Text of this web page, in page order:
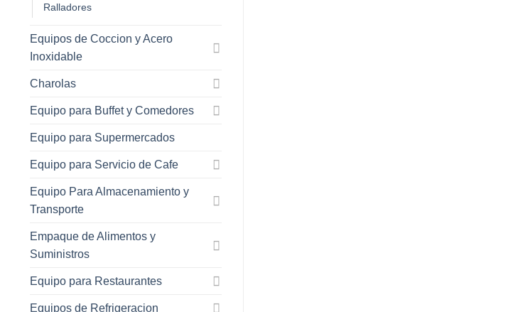
Ralladores
Equipos de Coccion y Acero
Inoxidable
Charolas
Equipo para Buffet y Comedores
Equipo para Supermercados
Equipo para Servicio de Cafe
Equipo Para Almacenamiento y
Transporte
Empaque de Alimentos y
Suministros
Equipo para Restaurantes
Equipos de Refrigeracion